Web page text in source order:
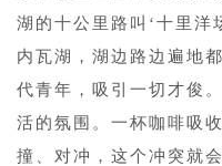
湖的十公里路叫‘十里洋
内瓦湖，湖边路边遍地
代青年，吸引一切才俊
活的氛围。一杯咖啡吸
撞、对冲，这个冲突就